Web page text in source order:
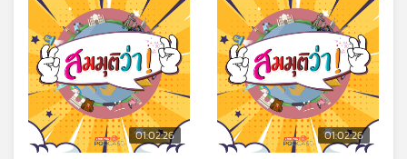
01:02:26 01:02:26